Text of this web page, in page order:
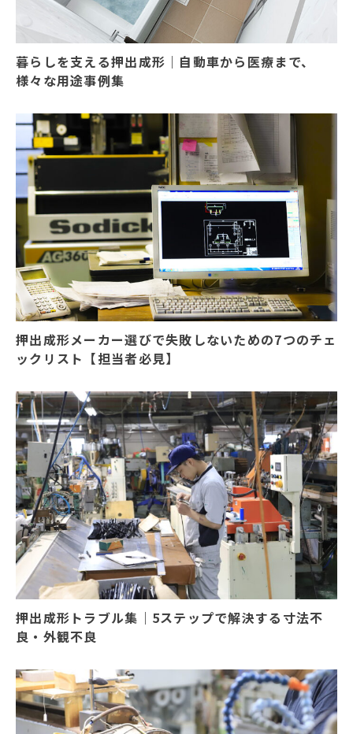
暮らしを支える押出成形｜自動車から医療まで、
様々な用途事例集
押出成形メーカー選びで失敗しないための7つのチェ
ックリスト【担当者必見】
押出成形トラブル集｜5ステップで解決する寸法不
良・外観不良